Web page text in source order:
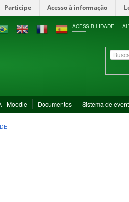
Participe Acesso à informação
ACESSIBILIDADE
- Moodle Documentos Sistema de